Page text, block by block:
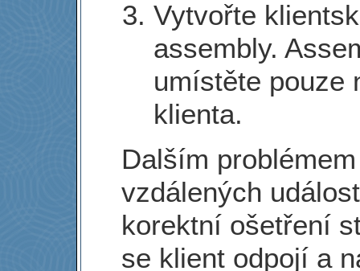
Vytvořte
assembly.
umístěte pouze
klienta.
Dalším
vzdálených
korektní ošetření
se klient odpojí a